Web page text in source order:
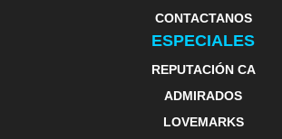
CONTACTANOS
ESPECIALES
REPUTACIÓN CA
ADMIRADOS
LOVEMARKS